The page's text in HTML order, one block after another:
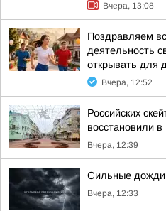
Вчера, 13:08
Поздравляем
деятельность
открывать для
Вчера, 12:52
Российских
восстановили
Вчера, 12:39
Сильные дожди
Вчера, 12:33